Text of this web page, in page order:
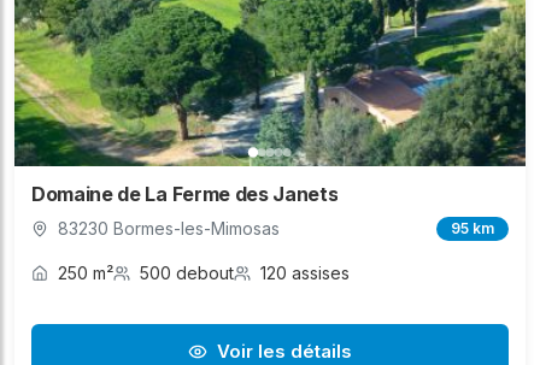
Domaine de La Ferme des Janets
83230 Bormes-les-Mimosas 95 km
250 m² 500 debout 120 assises
Voir les détails